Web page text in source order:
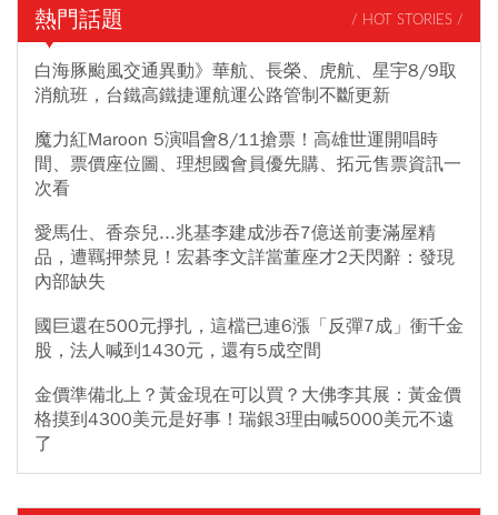
熱門話題 / HOT STORIES /
白海豚颱風交通異動》華航、長榮、虎航、星宇8/9取
消航班，台鐵高鐵捷運航運公路管制不斷更新
魔力紅Maroon 5演唱會8/11搶票！高雄世運開唱時
間、票價座位圖、理想國會員優先購、拓元售票資訊一
次看
愛馬仕、香奈兒...兆基李建成涉吞7億送前妻滿屋精
品，遭羈押禁見！宏碁李文詳當董座才2天閃辭：發現
內部缺失
國巨還在500元掙扎，這檔已連6漲「反彈7成」衝千金
股，法人喊到1430元，還有5成空間
金價準備北上？黃金現在可以買？大佛李其展：黃金價
格摸到4300美元是好事！瑞銀3理由喊5000美元不遠
了